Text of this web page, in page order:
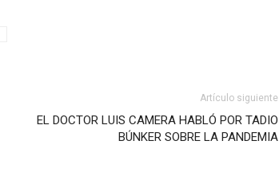
Artículo siguiente
EL DOCTOR LUIS CAMERA HABLÓ POR TADIO
BÚNKER SOBRE LA PANDEMIA